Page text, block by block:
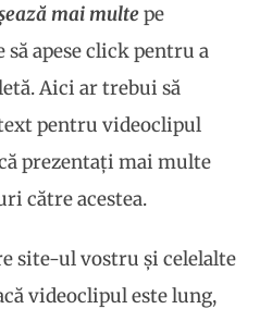
mai multepe
apese click pentru a
Aici ar trebui să
pentru videoclipul
prezentați mai multe
către acestea.
site-ul vostru și celelalte
videoclipul este lung,